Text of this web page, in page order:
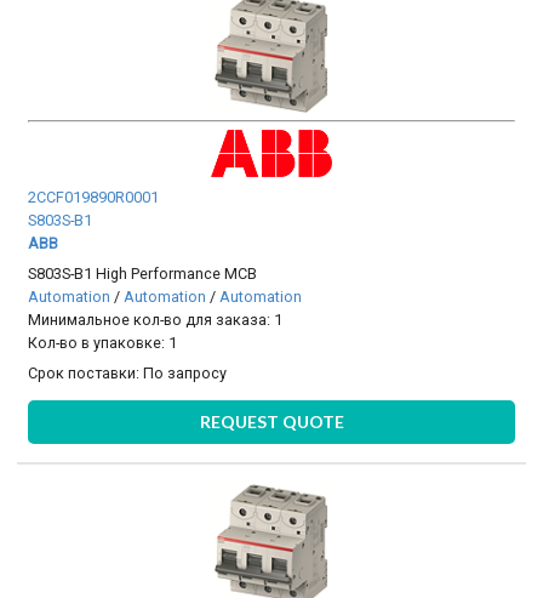
2CCF019890R0001
S803S-B1
ABB
S803S-B1 High Performance MCB
Automation /Automation /Automation
Минимальное кол-во для заказа: 1
Кол-во в упаковке: 1
Срок поставки:По запросу
REQUEST QUOTE